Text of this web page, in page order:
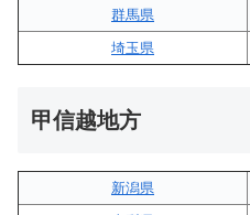
群馬県
埼玉県
甲信越地方
新潟県